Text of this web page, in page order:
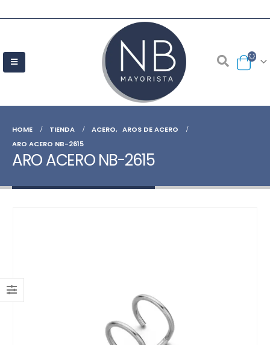
HOME TIENDA ACERO, AROS DE ACERO
ARO ACERO NB-2615
ARO ACERO NB-2615